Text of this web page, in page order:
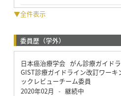
▼全件表示
委員歴（学外）
日本癌治療学会 がん診療ガイド
GIST診療ガイドライン改訂ワーキ
ックレビューチーム委員
2020年02月
- 継続中